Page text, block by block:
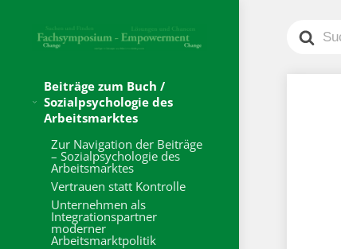
Beiträge zum Buch /
Sozialpsychologie des
Arbeitsmarktes
Zur Navigation der Beiträge
– Sozialpsychologie des
Arbeitsmarktes
Vertrauen statt Kontrolle
Unternehmen als
Integrationspartner
moderner
Arbeitsmarktpolitik
Search
For